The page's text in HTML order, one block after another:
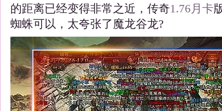
的距离已经变得非常之近，传奇1.76月卡
蜘蛛可以，太夸张了魔龙谷龙?